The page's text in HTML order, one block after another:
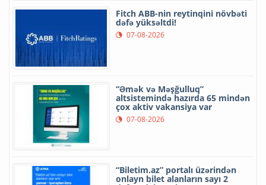
Fitch ABB-nin reytinqini növbəti
dəfə yüksəltdi!
07-08-2026
“Əmək və Məşğulluq”
altsistemində hazırda 65 mindən
çox aktiv vakansiya var
07-08-2026
“Biletim.az” portalı üzərindən
onlayn bilet alanların sayı 2